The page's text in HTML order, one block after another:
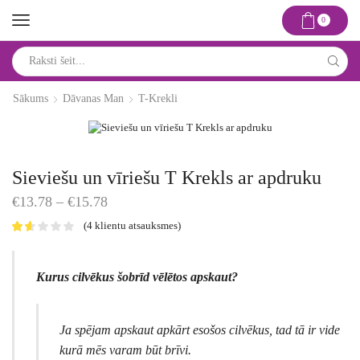
0
input
Sākums
Dāvanas Man T-Krekli
Sieviešu un vīriešu T Krekls ar apdruku
€13.78 – €15.78Price
€15.78
(4 klientu atsauksmes)
Kurus cilvēkus šobrīd vēlētos apskaut?
Ja spējam apskaut apkārt esošos cilvēkus, tad tā ir vide
kurā mēs varam būt brīvi.